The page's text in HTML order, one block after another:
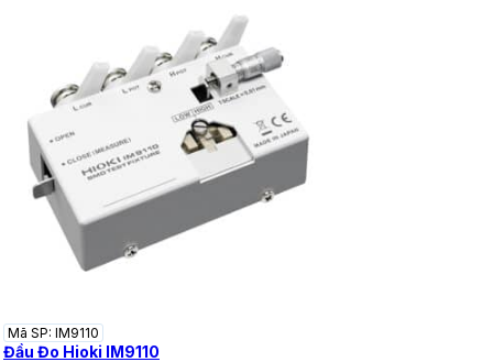
Mã SP: IM9110
Đầu Đo Hioki IM9110